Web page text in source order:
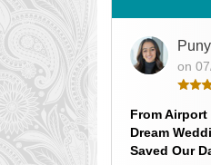
on
From
Dream
Saved Our